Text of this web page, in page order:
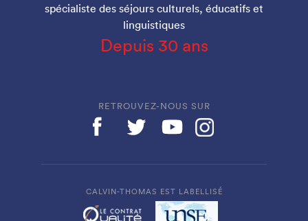
spécialiste des séjours culturels, éducatifs et
linguistiques
Depuis 30 ans
RETROUVEZ-NOUS SUR
CALVIN-THOMAS EST LABELLISÉ